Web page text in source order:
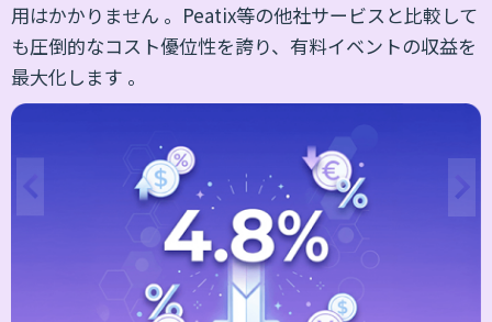
用はかかりません 。Peatix等の他社サービスと比較して
も圧倒的なコスト優位性を誇り、有料イベントの収益を
最大化します 。